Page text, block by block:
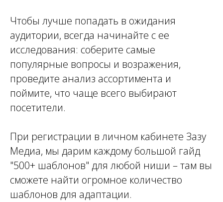
Чтобы лучше попадать в ожидания
аудитории, всегда начинайте с ее
исследования: соберите самые
популярные вопросы и возражения,
проведите анализ ассортимента и
поймите, что чаще всего выбирают
посетители.
При регистрации в личном кабинете Зазу
Медиа, мы дарим каждому большой гайд
"500+ шаблонов" для любой ниши – там вы
сможете найти огромное количество
шаблонов для адаптации.